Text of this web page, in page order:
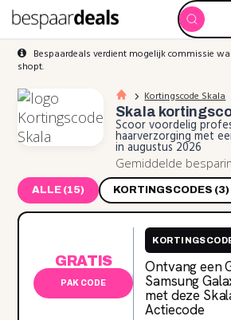
Bespaardeals verdient mogelijk commissie
shopt.
Kortingscode Skala
Skala
Scoor voordelig
haarverzorging met
in augustus 2026
Gemiddelde
ALLE (15) KORTINGSCODES (3)
GRATIS
PAK CODE
Ontvang een
Samsung
met deze
Actiecode